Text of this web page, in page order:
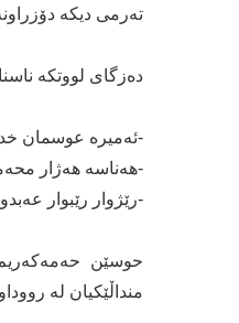
تەرمی دیکە دۆزراونەتەوە کە
دەزگای لووتکە
-ئەمیرە عوسمان خدر -
-هەناسە هەژار محەممەد
-رێژوار رێبوار عەبدوڵڵا -
حوسێن حەمەکەریم
منداڵێکیان لە